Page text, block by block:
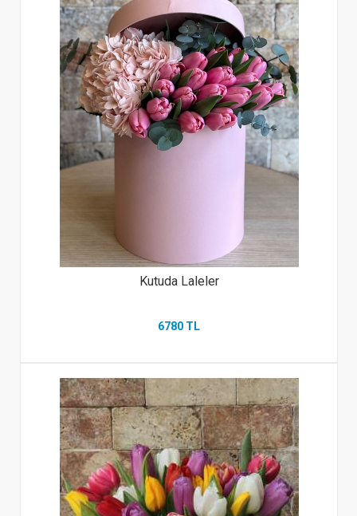
Kutuda Laleler
6780 TL